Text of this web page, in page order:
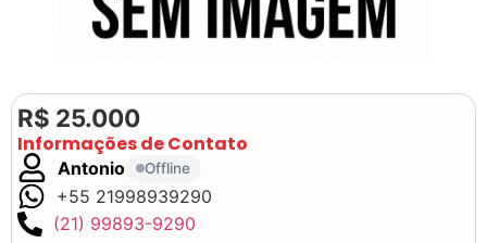
R$ 25.000
Informações de Contato
Antonio Offline
+55 21998939290
(21) 99893-9290